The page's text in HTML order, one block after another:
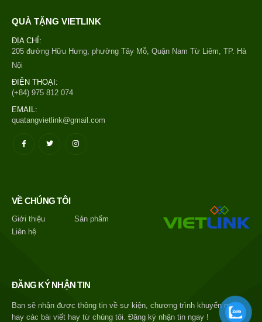
QUÀ TẶNG VIETLINK
ĐỊA CHỈ:
205 đường Hữu Hưng, phường Tây Mỗ, Quận Nam Từ Liêm, TP. Hà
Nội
ĐIỆN THOẠI:
(+84) 975 812 074
EMAIL:
quatangvietlink@gmail.com
VỀ CHÚNG TÔI
Giới thiệu
Sản phẩm
Liên hệ
ĐĂNG KÝ NHẬN TIN
Bạn sẽ nhận được thông tin về sự kiện, chương trình khuyến mại
hay các bài viết hay từ chúng tôi. Đăng ký nhận tin ngay !